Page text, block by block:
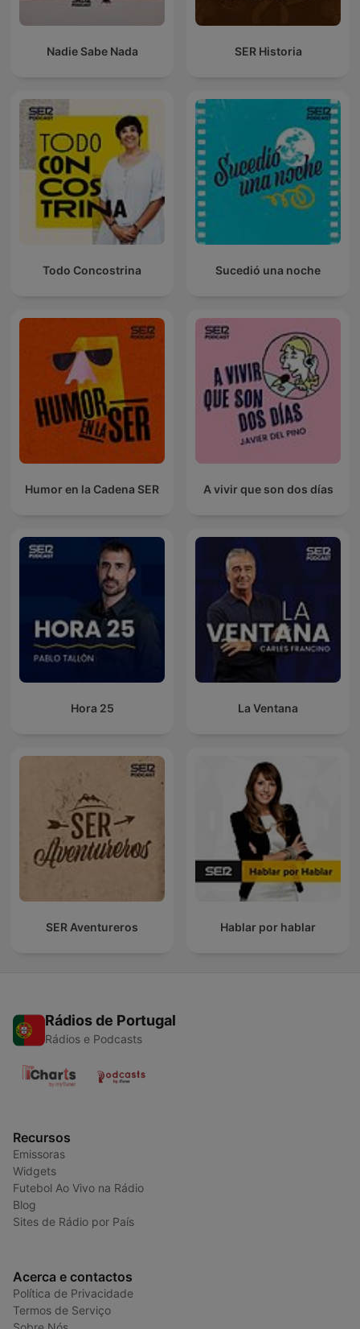
Nadie Sabe Nada SER Historia
Todo Concostrina Sucedió una noche
Humor en la Cadena SER A vivir que son dos días
Hora 25 La Ventana
SER Aventureros Hablar por hablar
Rádios de Portugal
Rádios e Podcasts
Recursos
Emissoras
Widgets
Futebol Ao Vivo na Rádio
Blog
Sites de Rádio por País
Acerca e contactos
Política de Privacidade
Termos de Serviço